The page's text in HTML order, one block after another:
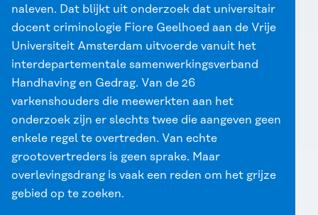
naleven. Dat blijkt uit onderzoek dat universitair
docent criminologie Fiore Geelhoed aan de Vrije
Universiteit Amsterdam uitvoerde vanuit het
interdepartementale samenwerkingsverband
Handhaving en Gedrag. Van de 26
varkenshouders die meewerkten aan het
onderzoek zijn er slechts twee die aangeven geen
enkele regel te overtreden. Van echte
grootovertreders is geen sprake. Maar
overlevingsdrang is vaak een reden om het grijze
gebied op te zoeken.